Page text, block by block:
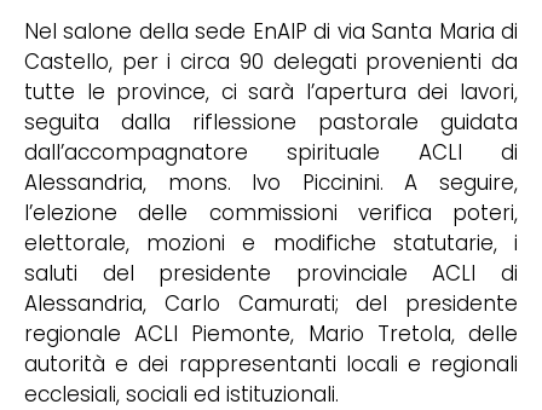
Nel salone della sede EnAIP di via Santa Maria di
Castello, per i circa 90 delegati provenienti da
tutte le province, ci sarà l’apertura dei lavori,
seguita dalla riflessione pastorale guidata
dall’accompagnatore spirituale ACLI di
Alessandria, mons. Ivo Piccinini. A seguire,
l’elezione delle commissioni verifica poteri,
elettorale, mozioni e modifiche statutarie, i
saluti del presidente provinciale ACLI di
Alessandria, Carlo Camurati; del presidente
regionale ACLI Piemonte, Mario Tretola, delle
autorità e dei rappresentanti locali e regionali
ecclesiali, sociali ed istituzionali.